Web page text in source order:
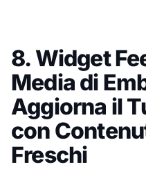
8. Widget
Media di
Aggiorna il
con
Freschi